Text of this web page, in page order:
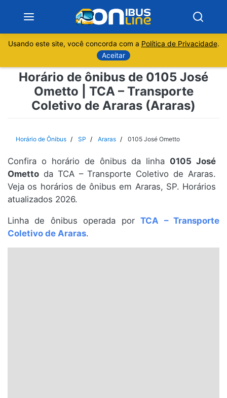
Sobre
Minas Gerais
Rio de Janeiro
Espírito Santo
Santa Catarina
Usando este site, você concorda com a Política de Privacidade.
Aceitar
Horário de ônibus de 0105 José
Ometto | TCA – Transporte
Coletivo de Araras (Araras)
Horário de Ônibus SP Araras 0105 José Ometto
Confira o horário de ônibus da linha 0105 José
Ometto da TCA – Transporte Coletivo de Araras.
Veja os horários de ônibus em Araras, SP. Horários
atualizados 2026.
Linha de ônibus operada porTCA – Transporte
Coletivo de Araras.